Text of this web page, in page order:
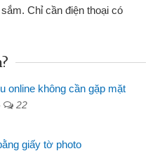
Chỉ cần điện thoại có
online không cần gặp mặt
22
giấy tờ photo